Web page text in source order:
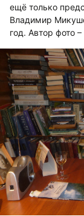
ещё только
Владимир
год. Автор фото